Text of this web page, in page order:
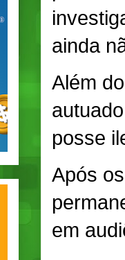
ainda
Além
posse
Após
em